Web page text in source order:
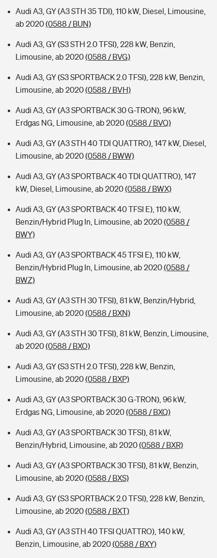
Audi A3, GY (A3 STH 35 TDI), 110 kW, Diesel, Limousine,
ab 2020(0588 / BUN)
Audi A3, GY (S3 STH 2.0 TFSI), 228 kW, Benzin,
Limousine, ab 2020(0588 / BVG)
Audi A3, GY (S3 SPORTBACK 2.0 TFSI), 228 kW, Benzin,
Limousine, ab 2020(0588 / BVH)
Audi A3, GY (A3 SPORTBACK 30 G-TRON), 96 kW,
Erdgas NG, Limousine, ab 2020(0588 / BVQ)
Audi A3, GY (A3 STH 40 TDI QUATTRO), 147 kW, Diesel,
Limousine, ab 2020(0588 / BWW)
Audi A3, GY (A3 SPORTBACK 40 TDI QUATTRO), 147
kW, Diesel, Limousine, ab 2020(0588 / BWX)
Audi A3, GY (A3 SPORTBACK 40 TFSI E), 110 kW,
Benzin/Hybrid Plug In, Limousine, ab 2020(0588 /
BWY)
Audi A3, GY (A3 SPORTBACK 45 TFSI E), 110 kW,
Benzin/Hybrid Plug In, Limousine, ab 2020(0588 /
BWZ)
Audi A3, GY (A3 STH 30 TFSI), 81 kW, Benzin/Hybrid,
Limousine, ab 2020(0588 / BXN)
Audi A3, GY (A3 STH 30 TFSI), 81 kW, Benzin, Limousine,
ab 2020(0588 / BXO)
Audi A3, GY (S3 STH 2.0 TFSI), 228 kW, Benzin,
Limousine, ab 2020(0588 / BXP)
Audi A3, GY (A3 SPORTBACK 30 G-TRON), 96 kW,
Erdgas NG, Limousine, ab 2020(0588 / BXQ)
Audi A3, GY (A3 SPORTBACK 30 TFSI), 81 kW,
Benzin/Hybrid, Limousine, ab 2020(0588 / BXR)
Audi A3, GY (A3 SPORTBACK 30 TFSI), 81 kW, Benzin,
Limousine, ab 2020(0588 / BXS)
Audi A3, GY (S3 SPORTBACK 2.0 TFSI), 228 kW, Benzin,
Limousine, ab 2020(0588 / BXT)
Audi A3, GY (A3 STH 40 TFSI QUATTRO), 140 kW,
Benzin, Limousine, ab 2020(0588 / BXY)